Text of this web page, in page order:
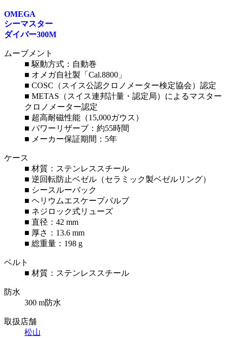
OMEGA
シーマスター
ダイバー300M
ムーブメント
■ 駆動方式：自動巻
■ オメガ自社製「Cal.8800」
■ COSC（スイス公認クロノメーター検定協会）認定
■ METAS（スイス連邦計量・認定局）によるマスター
クロノメーター認定
■ 超高耐磁性能（15,000ガウス）
■ パワーリザーブ：約55時間
■ メーカー保証期間：5年
ケース
■ 材質：ステンレススチール
■ 逆回転防止ベゼル（セラミック製ベゼルリング）
■ シースルーバック
■ ヘリウムエスケープバルブ
■ ネジロック式リューズ
■ 直径：42 mm
■ 厚さ：13.6 mm
■ 総重量：198 g
ベルト
■ 材質：ステンレススチール
防水
300 m防水
取扱店舗
松山